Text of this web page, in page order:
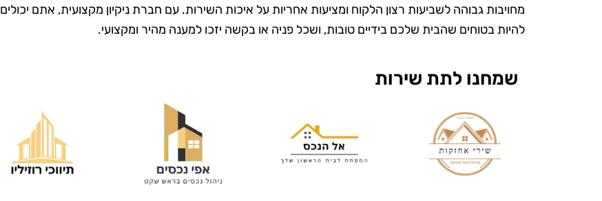
מחויבות גבוהה לשביעות רצון הלקוח ומציעות אחריות על איכות השירות. עם חברת ניקיון מקצועית, אתם יכולים
להיות בטוחים שהבית שלכם בידיים טובות, ושכל פניה או בקשה יזכו למענה מהיר ומקצועי.
שמחנו לתת שירות
מעולם לא היה כל כך נקי
ומטופח. הם דאגו לכל
הפרטים הקטנים, וגם
הקפידו להשתמש בחומרים
שמרית סבג
המלצות טובות, ולא
התאכזבתי. הצוות הגיע
בזמן, היה מאוד מקצועי